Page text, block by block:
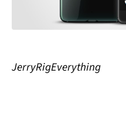
JerryRigEverything